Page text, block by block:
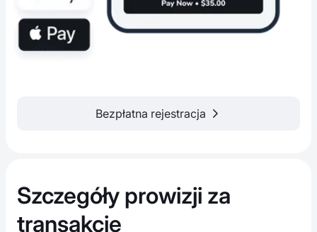
Bezpłatna rejestracja
Szczegóły prowizji za
transakcje